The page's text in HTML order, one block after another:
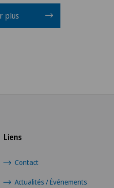
plus
Liens
Contact
Actualités / Événements